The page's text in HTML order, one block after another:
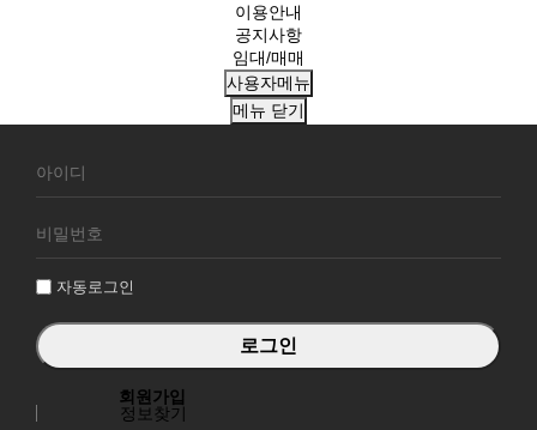
이용안내
공지사항
임대/매매
사용자메뉴
메뉴 닫기
원
그
자동로그인
회원가입
정보찾기